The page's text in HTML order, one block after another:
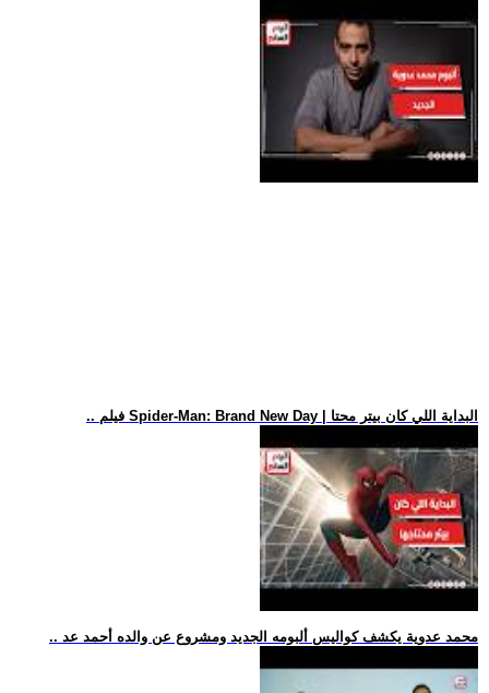
.. فيلم Spider-Man: Brand New Day | البداية اللي كان بيتر محتا
.. محمد عدوية يكشف كواليس ألبومه الجديد ومشروع عن والده أحمد عد